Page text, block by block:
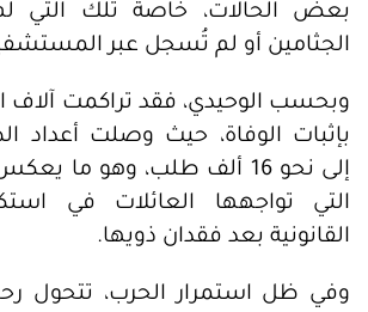
بعض الحالات، خاصة تلك التي
الجثامين أو لم تُسجل عبر
وبحسب الوحيدي، فقد تراكمت آلاف
بإثبات الوفاة، حيث وصلت أعداد
إلى نحو 16 ألف طلب، وهو ما
التي تواجهها العائلات في
القانونية بعد فقدان ذويها.
وفي ظل استمرار الحرب، تتحول